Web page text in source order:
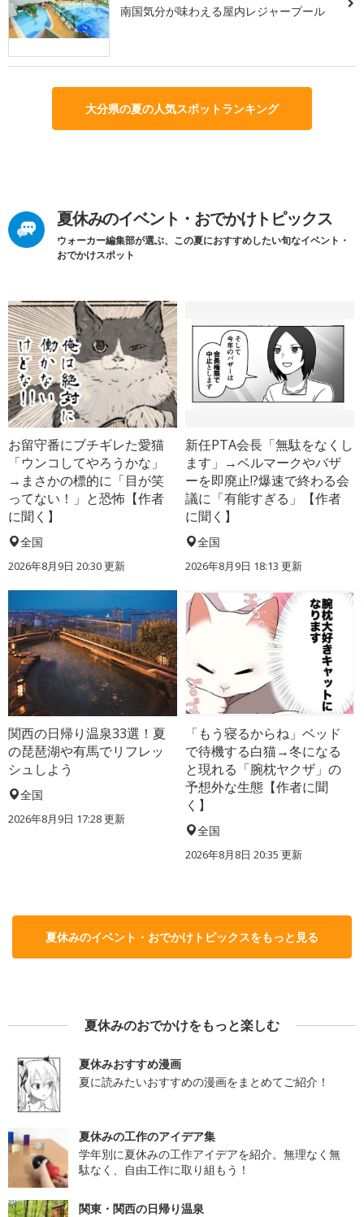
南国気分が味わえる屋内レジャープール
大分県の夏の人気スポットランキング
夏休みのイベント・おでかけトピックス
ウォーカー編集部が選ぶ、この夏におすすめしたい旬なイベント・
おでかけスポット
お留守番にブチギレた愛猫
「ウンコしてやろうかな」
→まさかの標的に「目が笑
ってない！」と恐怖【作者
に聞く】
全国
2026年8月9日 20:30更新
新任PTA会長「無駄をなくし
ます」→ベルマークやバザ
ーを即廃止!?爆速で終わる会
議に「有能すぎる」【作者
に聞く】
全国
2026年8月9日 18:13 更新
関西の日帰り温泉33選！夏
の琵琶湖や有馬でリフレッ
シュしよう
全国
2026年8月9日 17:28更新
「もう寝るからね」ベッド
で待機する白猫→冬になる
と現れる「腕枕ヤクザ」の
予想外な生態【作者に聞
く】
全国
2026年8月8日 20:35 更新
夏休みのイベント・おでかけトピックスをもっと見る
夏休みのおでかけをもっと楽しむ
夏休みおすすめ漫画
夏に読みたいおすすめの漫画をまとめてご紹介！
夏休みの工作のアイデア集
学年別に夏休みの工作アイデアを紹介。無理なく無
駄なく、自由工作に取り組もう！
関東・関西の日帰り温泉